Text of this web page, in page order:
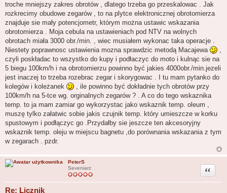
troche mniejszy zakres obrotów , dlatego trzeba go przeskalowac . Jak
rozkrecimy obudowe zegarów , to na plytce elektronicznej obrotomierza
znajduje sie mały potencjometr, którym można ustawic wskazania
obrotomierza . Moja cebula na ustawieniach pod NTV na wolnych
obrotach miała 3000 obr./min. , wiec musiałem wykonac taka operacje .
Niestety poprawnosc ustawienia mozna sprawdzic metodą Macajewa
,
czyli poskładac to wszystko do kupy i podłaczyc do moto i kulnąc sie na
5 biegu 100km/h i na obrotomierzu powinno być jakies 4000obr./min.jezeli
jest inaczej to trzeba rozebrac zegar i skorygowac . I tu mam pytanko do
kolegów i koleżanek
, ile powinno być dokładnie tych obrotów przy
100km/h na 5-tce wg. orginalnych zegarów ? . A co do tego wskaznika
temp. to ja mam zamiar go wykorzystac jako wskaznik temp. oleum ,
muszę tylko załatwic sobie jakis czujnik temp. który umieszcze w korku
spustowym i podłączyc go .Przydałby sie jeszcze ten akcesoryjny
wskaznik temp. oleju w miejscu bagnetu ,do porównania wskazania z tym
w zegarach . pzdr.
PeterS
Seveniarz
Re: Licznik
Cytuj